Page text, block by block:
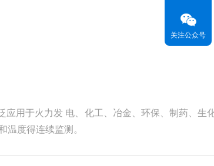
用于火力发 电、化工、冶金、环保、制药、生
温度得连续监测。
关注公众号